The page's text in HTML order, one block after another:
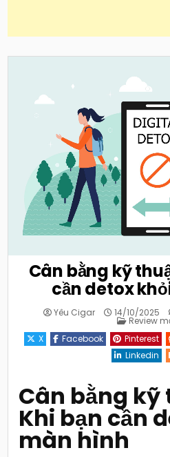
Cân bằng kỹ
cần detox
Yêu Cigar 14/10/2025
Posted
Review
X
Facebook Pinterest
Linkedin
Cân bằng kỹ
Khi bạn cần
màn hình